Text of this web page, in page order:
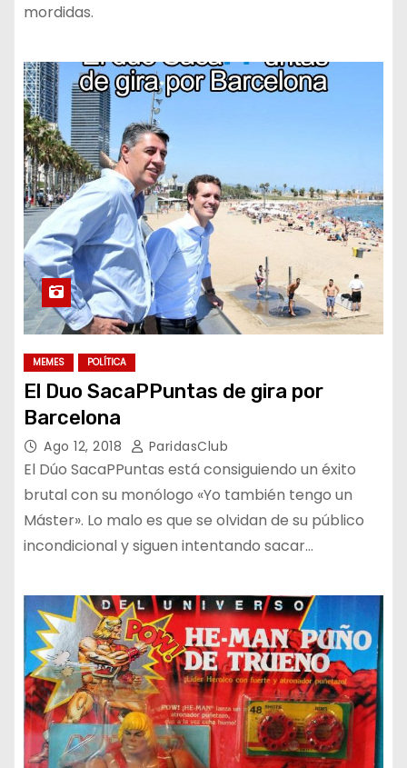
mordidas.
MEMES POLÍTICA
El Duo SacaPPuntas de gira por
Barcelona
Ago 12, 2018 ParidasClub
El Dúo SacaPPuntas está consiguiendo un éxito
brutal con su monólogo «Yo también tengo un
Máster». Lo malo es que se olvidan de su público
incondicional y siguen intentando sacar…